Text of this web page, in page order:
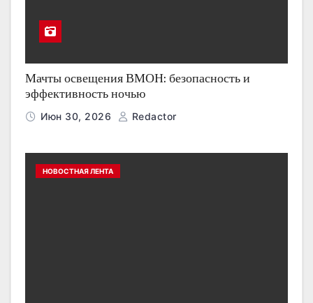
Мачты освещения ВМОН: безопасность и
эффективность ночью
Июн 30, 2026 Redactor
НОВОСТНАЯ ЛЕНТА